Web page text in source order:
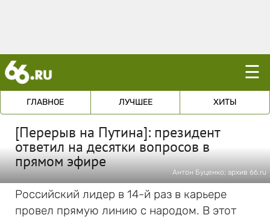
☰
ГЛАВНОЕ ЛУЧШЕЕ ХИТЫ
[Перерыв на Путина]: президент
ответил на десятки вопросов в
прямом эфире
Антон Буценко; архив 66.ru
Российский лидер в 14-й раз в карьере
провел прямую линию с народом. В этот